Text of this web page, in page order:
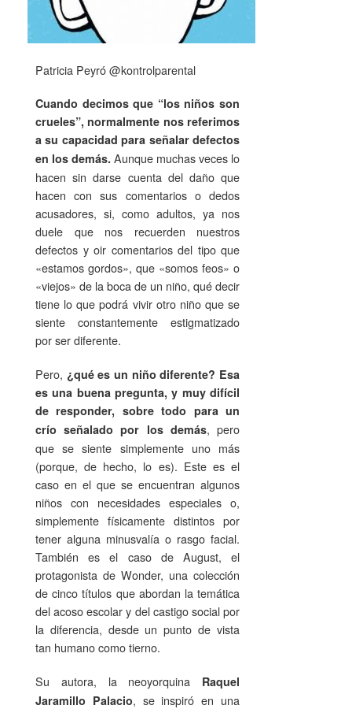
Patricia Peyró @kontrolparental
Cuando decimos que “los niños son
crueles”, normalmente nos referimos
a su capacidad para señalar defectos
en los demás. Aunque muchas veces lo
hacen sin darse cuenta del daño que
hacen con sus comentarios o dedos
acusadores, si, como adultos, ya nos
duele que nos recuerden nuestros
defectos y oir comentarios del tipo que
«estamos gordos», que «somos feos» o
«viejos» de la boca de un niño, qué decir
tiene lo que podrá vivir otro niño que se
siente constantemente estigmatizado
por ser diferente.
Pero, ¿qué es un niño diferente? Esa
es una buena pregunta, y muy difícil
de responder, sobre todo para un
crío señalado por los demás, pero
que se siente simplemente uno más
(porque, de hecho, lo es). Este es el
caso en el que se encuentran algunos
niños con necesidades especiales o,
simplemente físicamente distintos por
tener alguna minusvalía o rasgo facial.
También es el caso de August, el
protagonista de Wonder, una colección
de cinco títulos que abordan la temática
del acoso escolar y del castigo social por
la diferencia, desde un punto de vista
tan humano como tierno.
Su autora, la neoyorquina Raquel
Jaramillo Palacio, se inspiró en una